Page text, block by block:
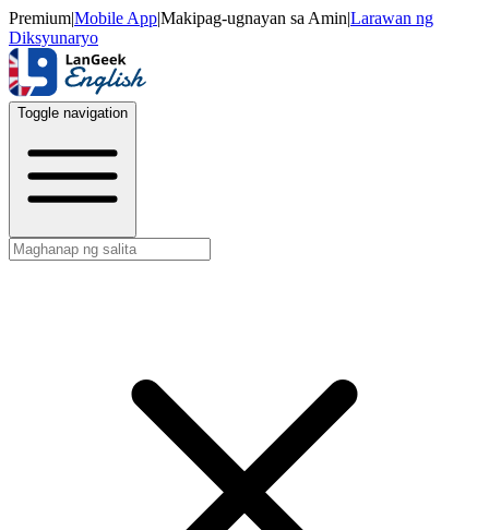
Premium|Mobile App|Makipag-ugnayan sa Amin|Larawan ng
Diksyunaryo
Toggle navigation